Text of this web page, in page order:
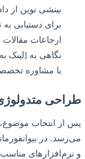
بینشی نوین از
برای دستیابی
ارجاعات مقالات
نگاهی به [لینک
با مشاوره
طراحی
پس از انتخاب
می‌رسد. در
و نرم‌افزارهای